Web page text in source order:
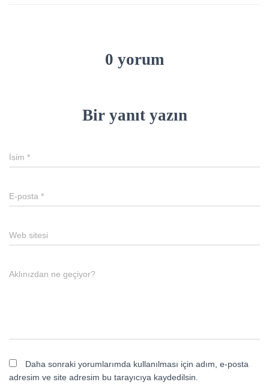
0 yorum
Bir yanıt yazın
İsim *
E-posta *
Web sitesi
Aklınızdan ne geçiyor?
Daha sonraki yorumlarımda kullanılması için adım, e-posta
adresim ve site adresim bu tarayıcıya kaydedilsin.